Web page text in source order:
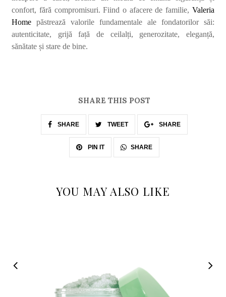
confort, fără compromisuri. Fiind o afacere de familie, Valeria
Home păstrează valorile fundamentale ale fondatorilor săi:
autenticitate, grijă față de ceilalți, generozitate, eleganță,
sănătate și stare de bine.
SHARE THIS POST
SHARE TWEET SHARE
PIN IT SHARE
YOU MAY ALSO LIKE